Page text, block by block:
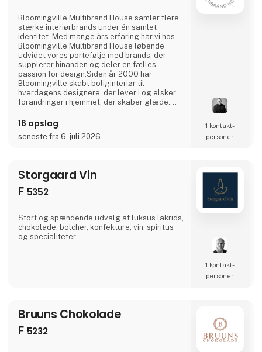
Bloomingville Multibrand House samler flere
stærke interiørbrands under én samlet
identitet. Med mange års erfaring har vi hos
Bloomingville Multibrand House løbende
udvidet vores portefølje med brands, der
supplerer hinanden og deler en fælles
passion for design.Siden år 2000 har
Bloomingville skabt boliginteriør til
hverdagens designere, der lever i og elsker
forandringer i hjemmet, der skaber glæde.
home.
16 opslag
seneste fra 6. juli 2026
1 kontakt­
personer
Storgaard Vin
F 5352
Stort og spændende udvalg af luksus lakrids,
chokolade, bolcher, konfekture, vin. spiritus
og specialiteter.
1 kontakt­
personer
Bruuns Chokolade
F 5232